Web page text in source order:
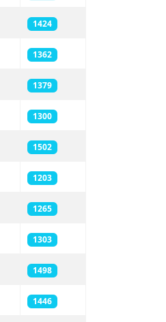
1424
1362
1379
1300
1502
1203
1265
1303
1498
1446